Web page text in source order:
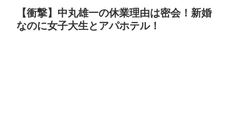
【衝撃】中丸雄一の休業理由は密会！新婚
なのに女子大生とアパホテル！